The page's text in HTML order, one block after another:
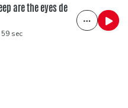
are the eyes de
sec